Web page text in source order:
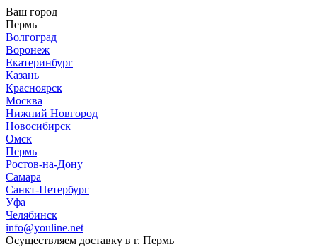
Ваш город
Пермь
Волгоград
Воронеж
Екатеринбург
Казань
Красноярск
Москва
Нижний Новгород
Новосибирск
Омск
Пермь
Ростов-на-Дону
Самара
Санкт-Петербург
Уфа
Челябинск
info@youline.net
Осуществляем доставку в г. Пермь